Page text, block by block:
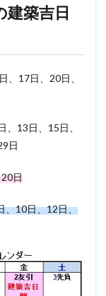
建築吉日
、17日、20日、
13日、15日、
日
日
、10日、12日、